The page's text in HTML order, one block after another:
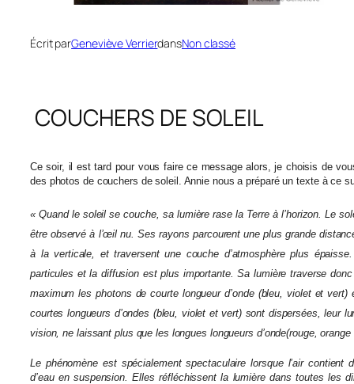
Écrit parGeneviève VerrierdansNon classé
COUCHERS DE SOLEIL
Ce soir, il est tard pour vous faire ce message alors, je choisis de
des photos de couchers de soleil. Annie nous a préparé un texte à ce
« Quand le soleil se couche, sa lumière rase la Terre à l’horizon. Le
être observé à l’œil nu. Ses rayons parcourent une plus grande
à la verticale, et traversent une couche d’atmosphère plus
particules et la diffusion est plus importante. Sa lumière traverse
maximum les photons de courte longueur d’onde (bleu, violet et
courtes longueurs d’ondes (bleu, violet et vert) sont dispersées, leur
vision, ne laissant plus que les longues longueurs d’onde(rouge,
Le phénomène est spécialement spectaculaire lorsque l’air
d’eau en suspension. Elles réfléchissent la lumière dans toutes les